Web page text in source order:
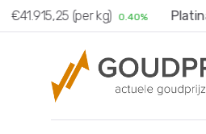
(per kg) 0.40% Platina